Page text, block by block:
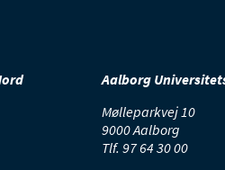
Aalborg
Mølleparkvej 10
9000 Aalborg
Tlf. 97 64 30 00